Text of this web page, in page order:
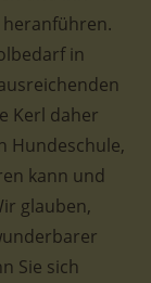
in
Kerl daher
Hundeschule,
kann und
glauben,
Sie sich